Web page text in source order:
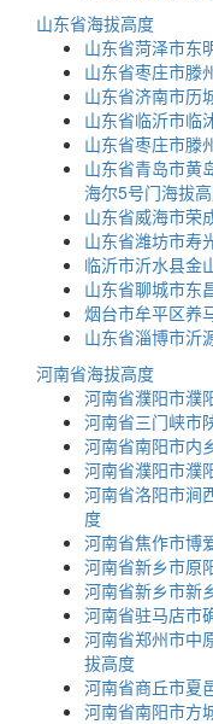
山东省海拔高度
山东省菏泽市东
山东省枣庄市滕
山东省济南市历
山东省临沂市临
山东省枣庄市滕
山东省青岛市黄
海尔5号门海拔
山东省威海市荣
山东省潍坊市寿
临沂市沂水县金
山东省聊城市东
烟台市牟平区养
山东省淄博市沂
河南省海拔高度
河南省濮阳市濮
河南省三门峡市
河南省南阳市内
河南省濮阳市濮
河南省洛阳市涧
度
河南省焦作市博
河南省新乡市原
河南省新乡市新
河南省驻马店市
河南省郑州市中
拔高度
河南省商丘市夏
河南省南阳市方